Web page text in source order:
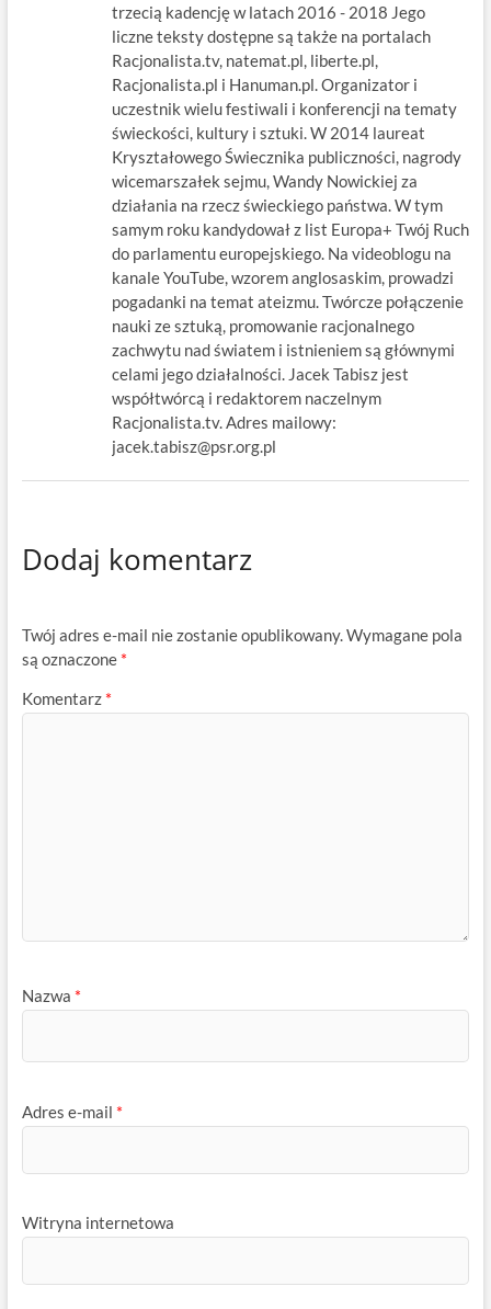
trzecią kadencję w latach 2016 - 2018 Jego
liczne teksty dostępne są także na portalach
Racjonalista.tv, natemat.pl, liberte.pl,
Racjonalista.pl i Hanuman.pl. Organizator i
uczestnik wielu festiwali i konferencji na tematy
świeckości, kultury i sztuki. W 2014 laureat
Kryształowego Świecznika publiczności, nagrody
wicemarszałek sejmu, Wandy Nowickiej za
działania na rzecz świeckiego państwa. W tym
samym roku kandydował z list Europa+ Twój Ruch
do parlamentu europejskiego. Na videoblogu na
kanale YouTube, wzorem anglosaskim, prowadzi
pogadanki na temat ateizmu. Twórcze połączenie
nauki ze sztuką, promowanie racjonalnego
zachwytu nad światem i istnieniem są głównymi
celami jego działalności. Jacek Tabisz jest
współtwórcą i redaktorem naczelnym
Racjonalista.tv. Adres mailowy:
jacek.tabisz@psr.org.pl
Dodaj komentarz
Twój adres e-mail nie zostanie opublikowany.Wymagane pola
są oznaczone *
Komentarz *
Nazwa *
Adres e-mail *
Witryna internetowa